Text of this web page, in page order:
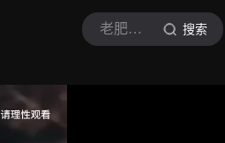
老肥侃音符 搜索